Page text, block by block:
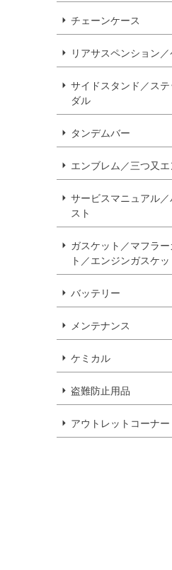
チェーンケース
リアサスペンション
サイドスタンド／ス
ダル
タンデムバー
エンブレム／三つ又エ
サービスマニュアル／
スト
ガスケット／マフラー
ト／エンジンガスケッ
バッテリー
メンテナンス
ケミカル
盗難防止用品
アウトレットコーナー